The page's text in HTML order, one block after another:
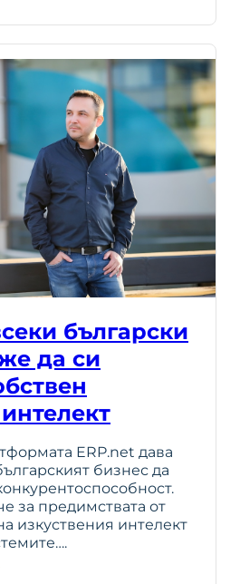
български
да си
ERP.net дава
бизнес да
за предимствата от
изкуствения интелект